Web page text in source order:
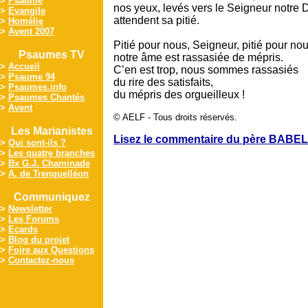
> Evangile
> Homélie
> Avent 2007
Psaumes TV
> Accueil
> Psaume 94
> Psaumes.info
> Psaumes Chantés
> Avent
Les Marianistes
> Qui sont-ils ?
> Les quatre branches
> Bx G.J. Chaminade
> A. de Trenquelléon
Communiquez
> Newsletter
> Les Forums
> Ecards
> Blog du projet
> Foire aux Questions
> Contactez-nous
nos yeux, levés vers le Seigneur notre
attendent sa pitié.
Pitié pour nous, Seigneur, pitié pour
notre âme est rassasiée de mépris.
C’en est trop, nous sommes rassasiés
du rire des satisfaits,
du mépris des orgueilleux !
© AELF - Tous droits réservés.
Lisez le commentaire du père BABEL